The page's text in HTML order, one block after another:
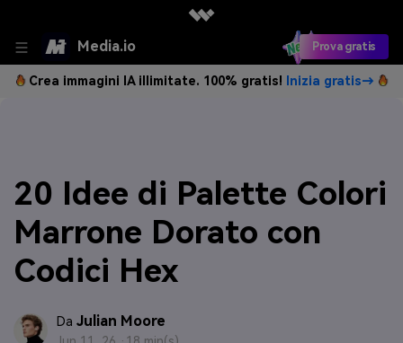
Media.io Prova gratis
Crea immagini IA illimitate. 100% gratis! Inizia gratis→
20 Idee di Palette Colori
Marrone Dorato con
Codici Hex
Da Julian Moore